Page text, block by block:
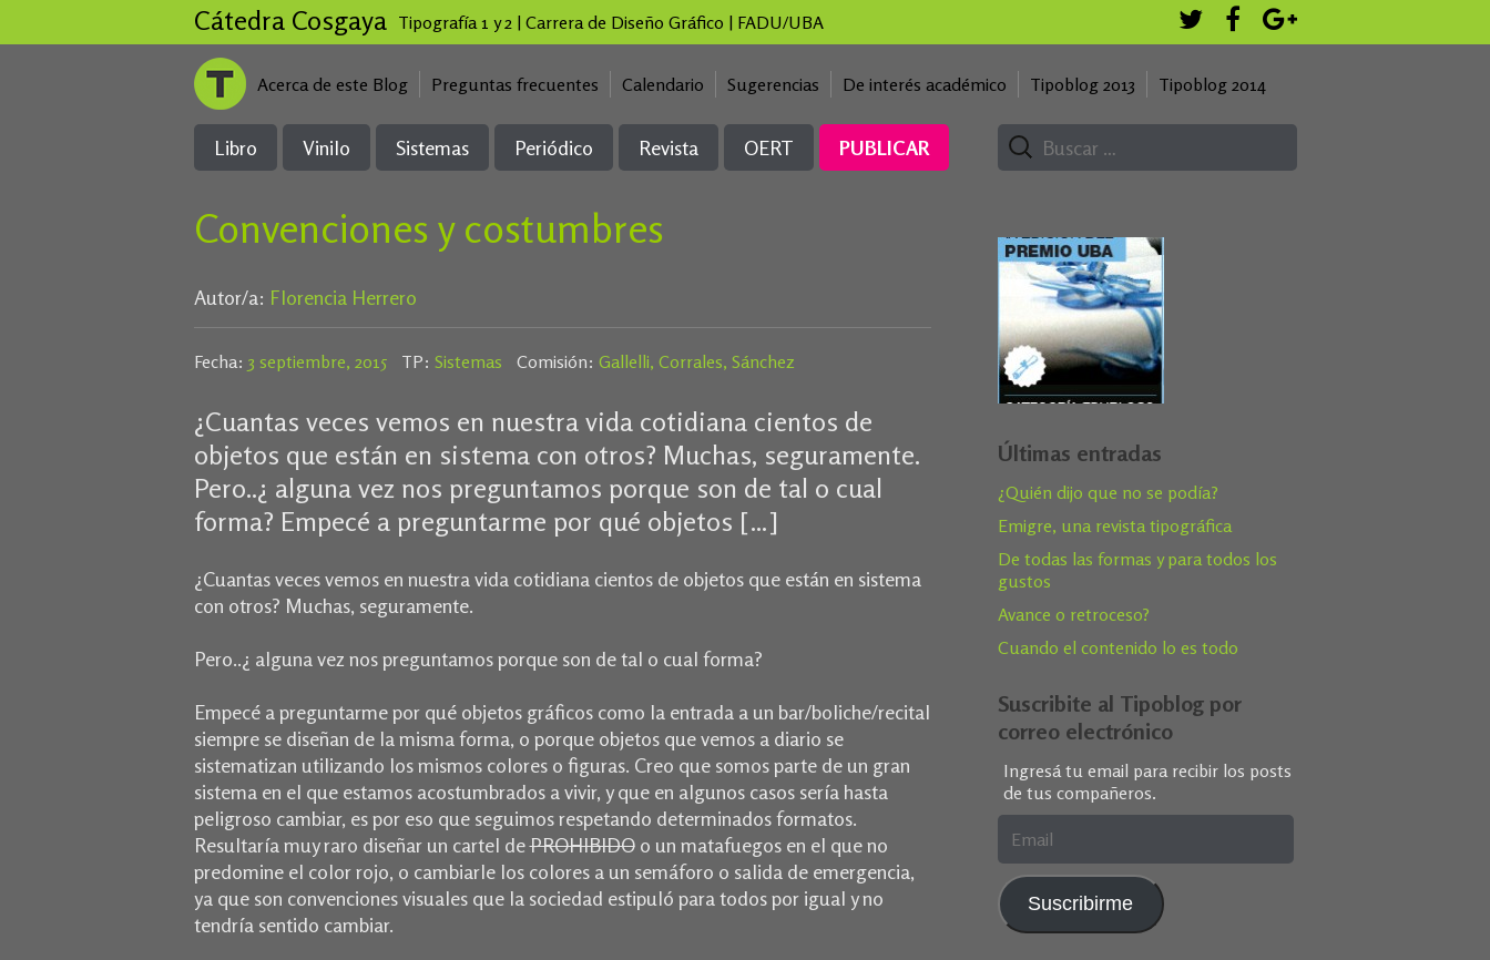
Cátedra Cosgaya Tipografía 1 y 2 | Carrera de Diseño Gráfico | FADU/UBA
Acerca de este Blog Preguntas frecuentes Calendario Sugerencias De interés académico Tipoblog 2013 Tipoblog 2014
Libro Vinilo Sistemas Periódico Revista OERT PUBLICAR
Convenciones y costumbres
Autor/a: Florencia Herrero
Fecha: 3 septiembre, 2015 TP: Sistemas Comisión: Gallelli, Corrales, Sánchez
¿Cuantas veces vemos en nuestra vida cotidiana cientos de
objetos que están en sistema con otros? Muchas, seguramente.
Pero..¿ alguna vez nos preguntamos porque son de tal o cual
forma? Empecé a preguntarme por qué objetos […]
¿Cuantas veces vemos en nuestra vida cotidiana cientos de objetos que están en sistema
con otros? Muchas, seguramente.
Pero..¿ alguna vez nos preguntamos porque son de tal o cual forma?
Empecé a preguntarme por qué objetos gráficos como la entrada a un bar/boliche/recital
siempre se diseñan de la misma forma, o porque objetos que vemos a diario se
sistematizan utilizando los mismos colores o figuras. Creo que somos parte de un gran
sistema en el que estamos acostumbrados a vivir, y que en algunos casos sería hasta
peligroso cambiar, es por eso que seguimos respetando determinados formatos.
Resultaría muy raro diseñar un cartel dePROHIBIDOo un matafuegos en el que no
predomine el color rojo, o cambiarle los colores a un semáforo o salida de emergencia,
ya que son convenciones visuales que la sociedad estipuló para todos por igual y no
tendría sentido cambiar.
Últimas entradas
¿Quién dijo que no se podía?
Emigre, una revista tipográfica
De todas las formas y para todos los
gustos
Avance o retroceso?
Cuando el contenido lo es todo
Suscribite al Tipoblog por
correo electrónico
Ingresá tu email para recibir los posts
de tus compañeros.
Email
Suscribirme